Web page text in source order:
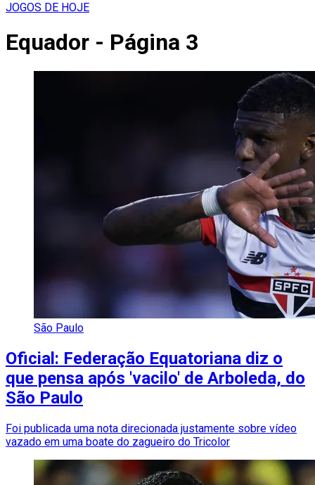
JOGOS DE HOJE
Equador - Página 3
São Paulo
Oficial: Federação Equatoriana diz o
que pensa após 'vacilo' de Arboleda, do
São Paulo
Foi publicada uma nota direcionada justamente sobre vídeo
vazado em uma boate do zagueiro do Tricolor